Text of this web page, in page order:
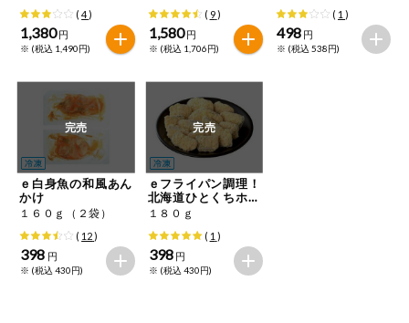
(4)
1,380 円
※ (税込 1,490円)
( 9)
1,580 円
※ (税込 1,706円)
( 1 )
498 円
※ (税込 538円)
完売
ｅ白身魚の和風あん
かけ
１６０ｇ（２袋）
( 12)
398 円
※ (税込 430円)
完売
ｅフライパン調理！
北海道ひとくちホッ
ケフライ
１８０ｇ
( 1 )
398 円
※ (税込 430円)